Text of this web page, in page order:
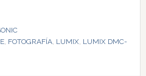
, FOTOGRAFÍA, LUMIX, LUMIX DMC-